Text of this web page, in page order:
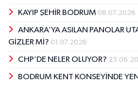
KAYIP ŞEHİR BODRUM 08.07.2026
ANKARA’YA ASILAN PANOLAR
GİZLER Mİ? 01.07.2026
CHP’DE NELER OLUYOR?
BODRUM KENT KONSEYİNDE